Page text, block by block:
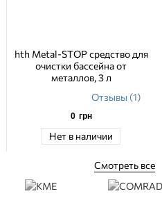
hth Metal-STOP средство для
очистки бассейна от
металлов, 3 л
Отзывы (1)
0 грн
Нет в наличии
Смотреть все